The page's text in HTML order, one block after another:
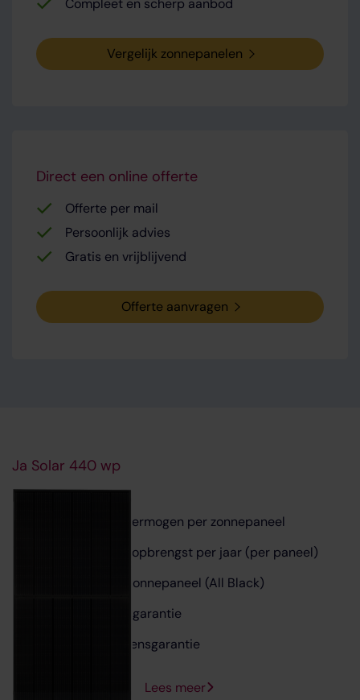
Vergelijk zonnepanelen
Direct een online offerte
Offerte per mail
Persoonlijk advies
Gratis en vrijblijvend
Offerte aanvragen
Ja Solar 440 wp
440 Wattpiek vermogen per zonnepaneel
400-500 kWh opbrengst per jaar (per paneel)
Volledig zwart zonnepaneel (All Black)
25 jaar productgarantie
30 jaar vermogensgarantie
Lees meer